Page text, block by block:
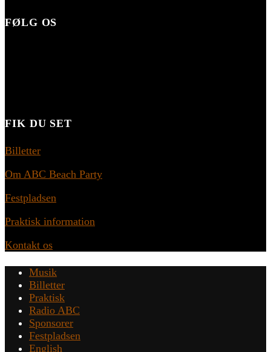
FØLG OS
FIK DU SET
Billetter
Om ABC Beach Party
Festpladsen
Praktisk information
Kontakt os
Musik
Billetter
Praktisk
Radio ABC
Sponsorer
Festpladsen
English